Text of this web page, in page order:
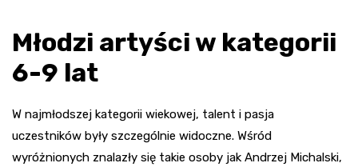
Młodzi artyści w kategorii
6-9 lat
W najmłodszej kategorii wiekowej, talent i pasja
uczestników były szczególnie widoczne. Wśród
wyróżnionych znalazły się takie osoby jak Andrzej Michalski,